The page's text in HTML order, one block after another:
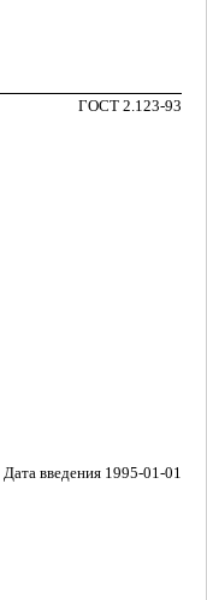
ГОСТ 2.123-93
Дата введения 1995-01-01